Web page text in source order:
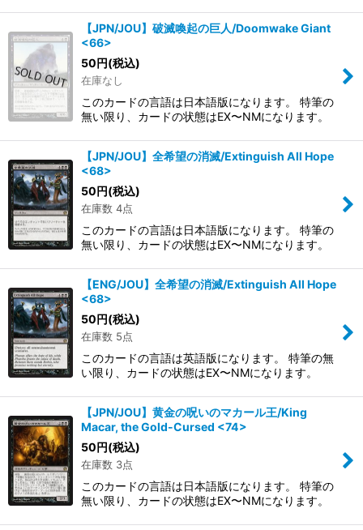
【JPN/JOU】破滅喚起の巨人/Doomwake Giant
<66>
50円(税込)
在庫なし
このカードの言語は日本語版になります。 特筆の
無い限り、カードの状態はEX〜NMになります。
【JPN/JOU】全希望の消滅/Extinguish All Hope
<68>
50円(税込)
在庫数 4点
このカードの言語は日本語版になります。 特筆の
無い限り、カードの状態はEX〜NMになります。
【ENG/JOU】全希望の消滅/Extinguish All Hope
<68>
50円(税込)
在庫数 5点
このカードの言語は英語版になります。 特筆の無
い限り、カードの状態はEX〜NMになります。
【JPN/JOU】黄金の呪いのマカール王/King
Macar, the Gold-Cursed <74>
50円(税込)
在庫数 3点
このカードの言語は日本語版になります。 特筆の
無い限り、カードの状態はEX〜NMになります。